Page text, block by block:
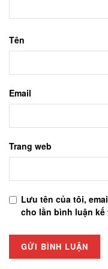
Tên
Email
Trang web
Lưu tên của tôi,
cho lần bình luận kế